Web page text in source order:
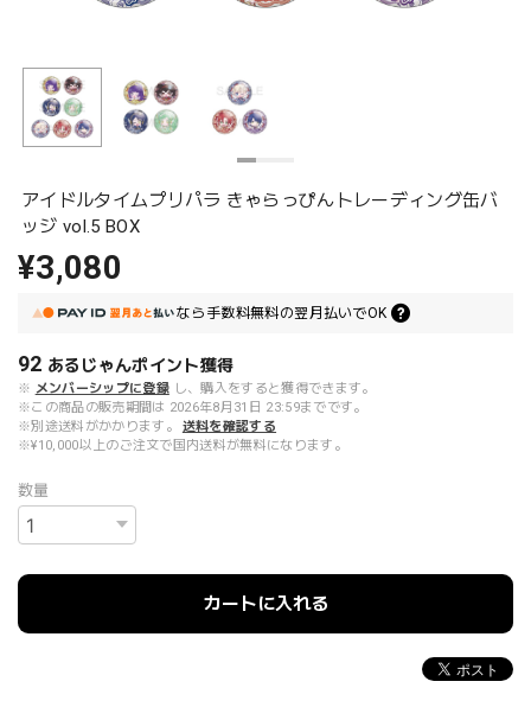
アイドルタイムプリパラ きゃらっぴんトレーディング缶バ
ッジ vol.5 BOX
¥3,080
なら 手数料無料の翌月払いでOK
92 あるじゃんポイント獲得
※ メンバーシップに登録 し、購入をすると獲得できます。
※この商品の販売期間は 2026年8月31日 23:59までです。
※別途送料がかかります。
送料を確認する
※¥10,000以上のご注文で国内送料が無料になります。
数量
カートに入れる